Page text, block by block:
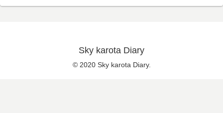
Sky karota Diary
© 2020 Sky karota Diary.